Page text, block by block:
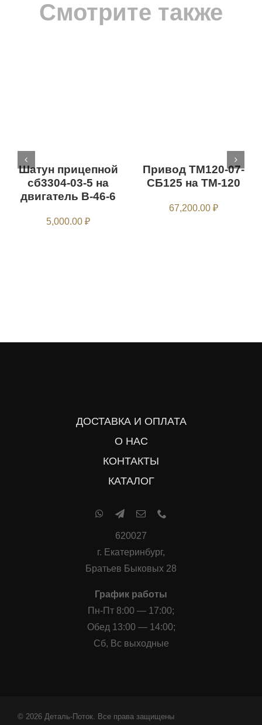
Смотрите также
Шатун прицепной
сб3304-03-5 на
двигатель В-46-6
5,000.00₽
Привод ТМ120-07-
СБ125 на ТМ-120
67,200.00 ₽
ДОСТАВКА И ОПЛАТА
О НАС
КОНТАКТЫ
КАТАЛОГ
620027
г. Екатеринбург,
Братьев Быковых 28
График работы
Пн-Пт 8:00 — 17:00;
Обед 13:00 — 14:00;
Сб, Вс выходные
© 2026 Деталь-Поток. Все права защищены